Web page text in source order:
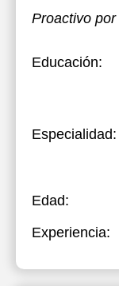
Proactivo
Educación:
Especialidad:
Edad:
Experiencia: